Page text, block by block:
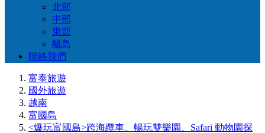
北部
中部
東部
離島
聯絡我們
富泰旅遊
國外旅遊
越南
富國島
<爆玩富國島>跨海纜車、暢玩雙樂園、Safari 動物園探